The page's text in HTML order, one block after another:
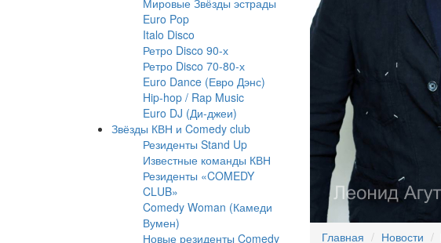
Мировые Звёзды эстрады
Euro Pop
Italo Disco
Ретро Disco 90-х
Ретро Disco 70-80-х
Euro Dance (Евро Дэнс)
Hip-hop / Rap Music
Euro DJ (Ди-джеи)
Звёзды КВН и Comedy club
Резиденты Stand Up
Известные команды КВН
Резиденты «COMEDY
CLUB»
Comedy Woman (Камеди
Вумен)
Новые резиденты Comedy
Главная Новости